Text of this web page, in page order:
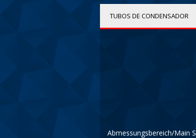
TUBOS DE CONDENSADOR
Abmessungsbereich/Main